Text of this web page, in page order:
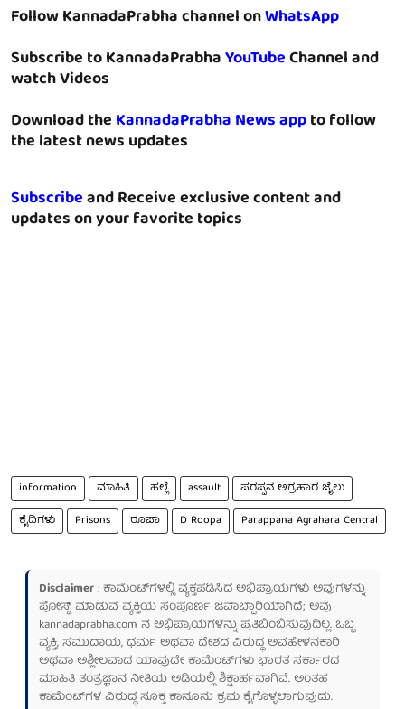
Follow KannadaPrabha channel onWhatsApp
Subscribe to KannadaPrabhaYouTubeChannel and
watch Videos
Download theKannadaPrabha News appto follow
the latest news updates
Subscribeand Receive exclusive content and
updates on your favorite topics
information ಮಾಹಿತಿ ಹಲ್ಲೆ assault
ಪರಪ್ಪನ ಅಗ್ರಹಾರ ಜೈಲು
ಕೈದಿಗಳು
Prisons ರೂಪಾ D Roopa Parappana Agrahara Central
Disclaimer: ಕಾಮೆಂಟ್‌ಗಳಲ್ಲಿ ವ್ಯಕ್ತಪಡಿಸಿದ ಅಭಿಪ್ರಾಯಗಳು ಅವುಗಳನ್ನು
ಪೋಸ್ಟ್ ಮಾಡುವ ವ್ಯಕ್ತಿಯ ಸಂಪೂರ್ಣ ಜವಾಬ್ದಾರಿಯಾಗಿದೆ; ಅವು
kannadaprabha.com ನ ಅಭಿಪ್ರಾಯಗಳನ್ನು ಪ್ರತಿಬಿಂಬಿಸುವುದಿಲ್ಲ. ಒಬ್ಬ
ವ್ಯಕ್ತಿ, ಸಮುದಾಯ, ಧರ್ಮ ಅಥವಾ ದೇಶದ ವಿರುದ್ಧ ಅವಹೇಳನಕಾರಿ
ಅಥವಾ ಅಶ್ಲೀಲವಾದ ಯಾವುದೇ ಕಾಮೆಂಟ್‌ಗಳು ಭಾರತ ಸರ್ಕಾರದ
ಮಾಹಿತಿ ತಂತ್ರಜ್ಞಾನ ನೀತಿಯ ಅಡಿಯಲ್ಲಿ ಶಿಕ್ಷಾರ್ಹವಾಗಿವೆ. ಅಂತಹ
ಕಾಮೆಂಟ್‌ಗಳ ವಿರುದ್ಧ ಸೂಕ್ತ ಕಾನೂನು ಕ್ರಮ ಕೈಗೊಳ್ಳಲಾಗುವುದು.